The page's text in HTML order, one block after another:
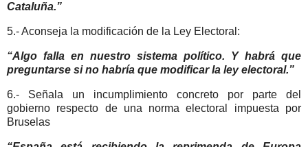
Cataluña.”
5.- Aconseja la modificación de la Ley Electoral:
“Algo falla en nuestro sistema político. Y habrá que
preguntarse si no habría que modificar la ley electoral.”
6.- Señala un incumplimiento concreto por parte del
gobierno respecto de una norma electoral impuesta por
Bruselas